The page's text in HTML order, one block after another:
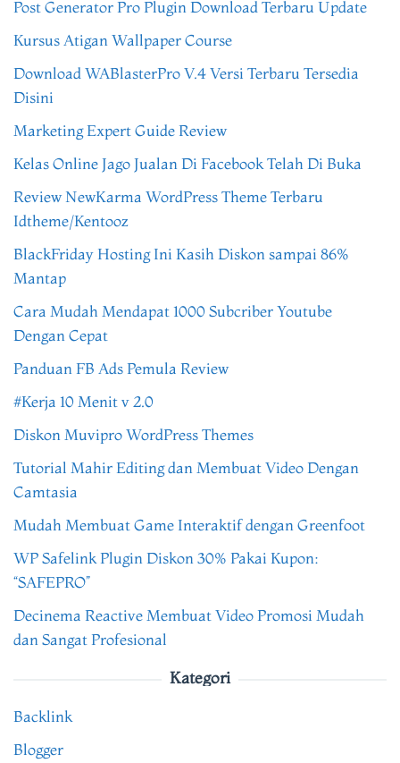
Post Generator Pro Plugin Download Terbaru Update
Kursus Atigan Wallpaper Course
Download WABlasterPro V.4 Versi Terbaru Tersedia
Disini
Marketing Expert Guide Review
Kelas Online Jago Jualan Di Facebook Telah Di Buka
Review NewKarma WordPress Theme Terbaru
Idtheme/Kentooz
BlackFriday Hosting Ini Kasih Diskon sampai 86%
Mantap
Cara Mudah Mendapat 1000 Subcriber Youtube
Dengan Cepat
Panduan FB Ads Pemula Review
#Kerja 10 Menit v 2.0
Diskon Muvipro WordPress Themes
Tutorial Mahir Editing dan Membuat Video Dengan
Camtasia
Mudah Membuat Game Interaktif dengan Greenfoot
WP Safelink Plugin Diskon 30% Pakai Kupon:
“SAFEPRO”
Decinema Reactive Membuat Video Promosi Mudah
dan Sangat Profesional
Kategori
Backlink
Blogger